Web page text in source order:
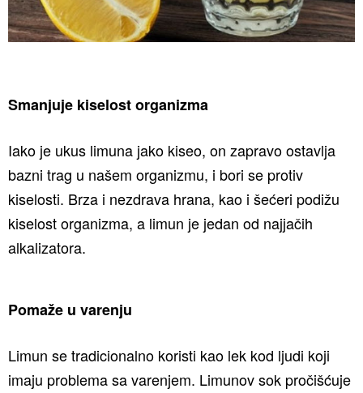
Smanjuje kiselost organizma
Iako je ukus limuna jako kiseo, on zapravo ostavlja
bazni trag u našem organizmu, i bori se protiv
kiselosti. Brza i nezdrava hrana, kao i šećeri podižu
kiselost organizma, a limun je jedan od najjačih
alkalizatora.
Pomaže u varenju
Limun se tradicionalno koristi kao lek kod ljudi koji
imaju problema sa varenjem. Limunov sok pročišćuje